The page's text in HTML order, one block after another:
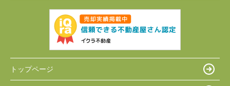
トップページ